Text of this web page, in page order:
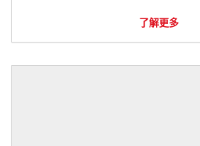
了解更多